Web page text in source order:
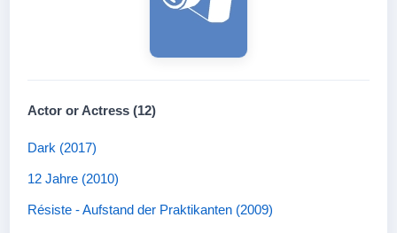
Actor or Actress (12)
Dark (2017)
12 Jahre (2010)
Résiste - Aufstand der Praktikanten (2009)